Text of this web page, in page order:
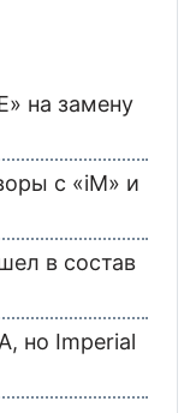
на замену
с «iM» и
в состав
но Imperial